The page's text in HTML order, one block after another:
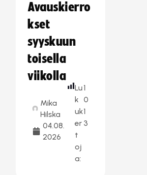
Avauskierro
kset
syyskuun
toisella
viikolla
Mika
Hilska
04.08.
2026
Lu
k
uk
er
t
oj
a:
1
0
1
3